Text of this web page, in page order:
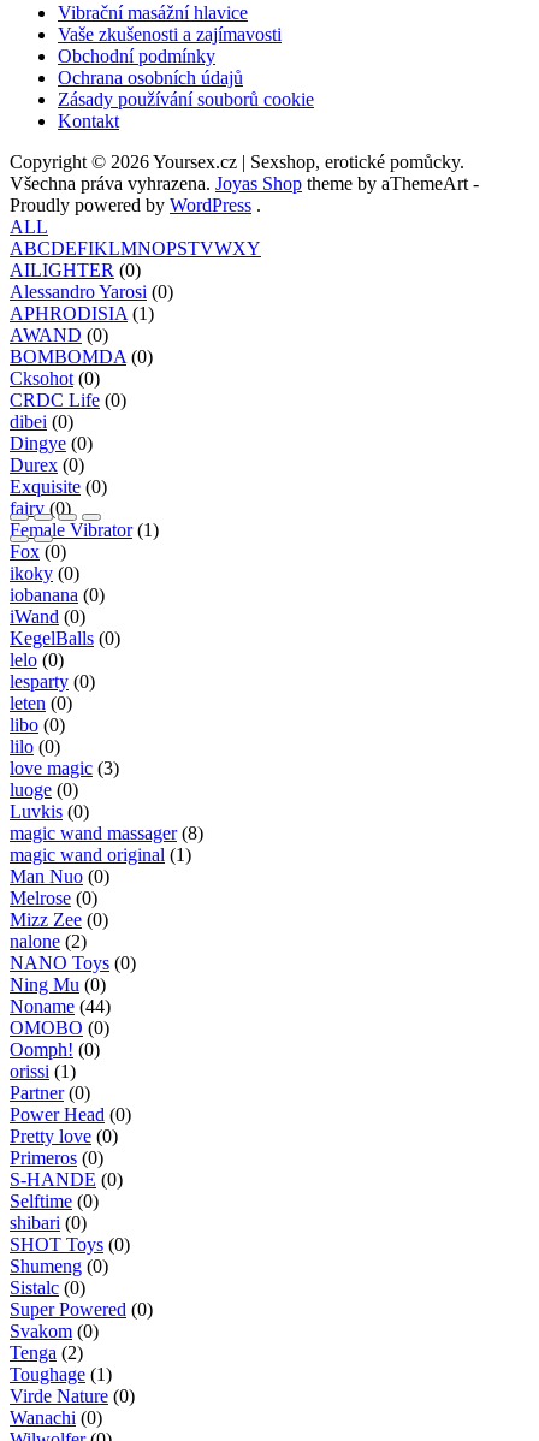
Vibrační masážní hlavice
Vaše zkušenosti a zajímavosti
Obchodní podmínky
Ochrana osobních údajů
Zásady používání souborů cookie
Kontakt
Copyright © 2026 Yoursex.cz | Sexshop, erotické pomůcky.
Všechna práva vyhrazena. Joyas Shop theme by aThemeArt -
Proudly powered by WordPress .
ALL
ABCDEFIKLMNOPSTVWXY
AILIGHTER (0)
Alessandro Yarosi (0)
APHRODISIA (1)
AWAND (0)
BOMBOMDA (0)
Cksohot (0)
CRDC Life (0)
dibei (0)
Dingye (0)
Durex (0)
Exquisite (0)
fairy (0)
Female Vibrator(1)
Fox (0)
ikoky (0)
iobanana (0)
iWand (0)
KegelBalls (0)
lelo (0)
lesparty (0)
leten (0)
libo (0)
lilo (0)
love magic (3)
luoge (0)
Luvkis (0)
magic wand massager(8)
magic wand original (1)
Man Nuo (0)
Melrose (0)
Mizz Zee (0)
nalone (2)
NANO Toys (0)
Ning Mu (0)
Noname (44)
OMOBO (0)
Oomph! (0)
orissi (1)
Partner(0)
Power Head (0)
Pretty love (0)
Primeros (0)
S-HANDE (0)
Selftime (0)
shibari (0)
SHOT Toys (0)
Shumeng (0)
Sistalc (0)
Super Powered (0)
Svakom (0)
Tenga (2)
Toughage (1)
Virde Nature (0)
Wanachi (0)